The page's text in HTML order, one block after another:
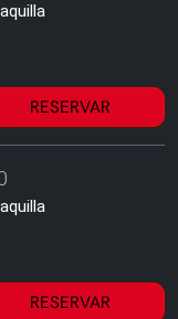
RESERVAR
RESERVAR